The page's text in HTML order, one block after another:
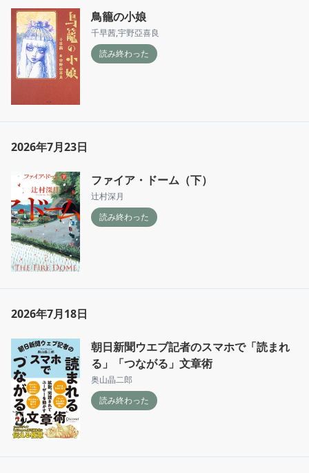
鳥籠の小娘
千早茜,宇野亞喜良
読み終わった
2026年7月23日
ファイア・ドーム（下）
辻村深月
読み終わった
2026年7月18日
朝日新聞ウエブ記者のスマホで「読まれ
る」「つながる」文章術
奥山晶二郎
読み終わった